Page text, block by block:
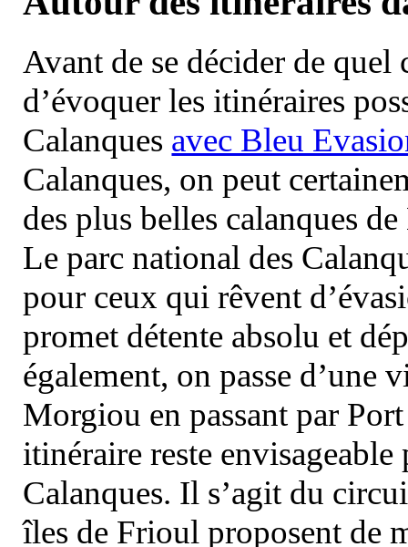
Avant de se décider de
d’évoquer les itinéraires
Calanques avec Bleu
Calanques, on peut
des plus belles calanques
Le parc national des
pour ceux qui rêvent
promet détente absolu et
également, on passe d’une
Morgiou en passant par
itinéraire reste
Calanques. Il s’agit du
îles de Frioul proposent de